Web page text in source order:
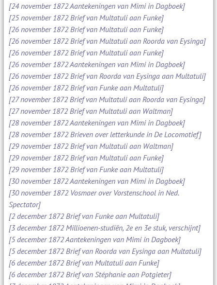
[24 november 1872 Aantekeningen van Mimi in Dagboek]
[25 november 1872 Brief van Multatuli aan Funke]
[26 november 1872 Brief van Multatuli aan Funke]
[26 november 1872 Brief van Multatuli aan Roorda van Eysinga]
[26 november 1872 Brief van Multatuli aan Funke]
[26 november 1872 Aantekeningen van Mimi in Dagboek]
[26 november 1872 Brief van Roorda van Eysinga aan Multatuli]
[26 november 1872 Brief van Funke aan Multatuli]
[27 november 1872 Brief van Multatuli aan Roorda van Eysinga]
[27 november 1872 Brief van Multatuli aan Waltman]
[28 november 1872 Aantekeningen van Mimi in Dagboek]
[28 november 1872 Brieven over letterkunde in De Locomotief]
[29 november 1872 Brief van Multatuli aan Waltman]
[29 november 1872 Brief van Multatuli aan Funke]
[29 november 1872 Brief van Funke aan Multatuli]
[30 november 1872 Aantekeningen van Mimi in Dagboek]
[30 november 1872 Vosmaer over Vorstenschool in Ned.
Spectator]
[2 december 1872 Brief van Funke aan Multatuli]
[3 december 1872 Millioenen-studiën, 2e en 3e stuk, verschijnt]
[5 december 1872 Aantekeningen van Mimi in Dagboek]
[5 december 1872 Brief van Roorda van Eysinga aan Multatuli]
[6 december 1872 Brief van Multatuli aan Funke]
[6 december 1872 Brief van Stéphanie aan Potgieter]